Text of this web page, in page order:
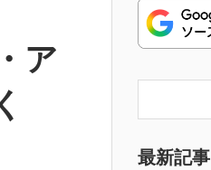
ア
最新記事